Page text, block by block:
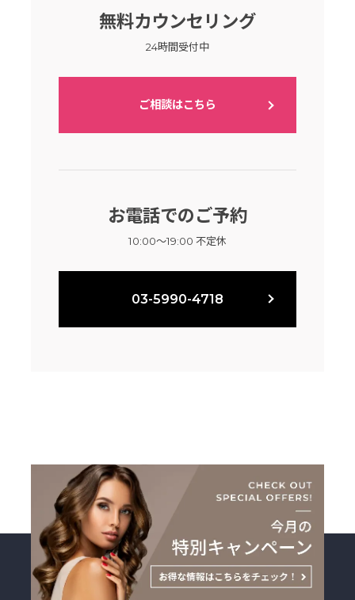
無料カウンセリング
24時間受付中
ご相談はこちら
お電話でのご予約
10:00～19:00 不定休
03-5990-4718